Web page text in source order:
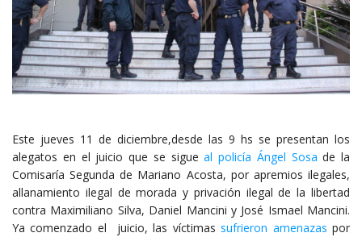
Este jueves 11 de diciembre,desde las 9 hs se presentan los
alegatos en el juicio que se sigueal policía Ángel Sosa de la
Comisaría Segunda de Mariano Acosta, por apremios ilegales,
allanamiento ilegal de morada y privación ilegal de la libertad
contra Maximiliano Silva, Daniel Mancini y José Ismael Mancini.
Ya comenzado el juicio, las víctimassufrieron amenazas por